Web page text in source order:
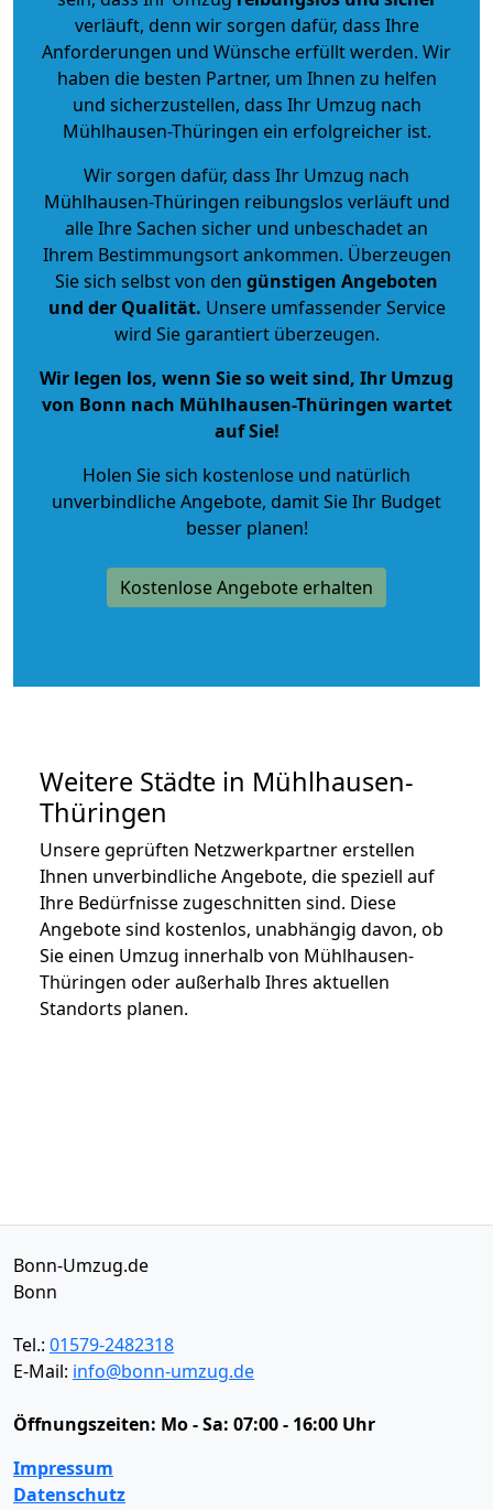
verläuft, denn wir sorgen dafür, dass Ihre
Anforderungen und Wünsche erfüllt werden. Wir
haben die besten Partner, um Ihnen zu helfen
und sicherzustellen, dass Ihr Umzug nach
Mühlhausen-Thüringen ein erfolgreicher ist.
Wir sorgen dafür, dass Ihr Umzug nach
Mühlhausen-Thüringen reibungslos verläuft und
alle Ihre Sachen sicher und unbeschadet an
Ihrem Bestimmungsort ankommen. Überzeugen
Sie sich selbst von den günstigen Angeboten
und der Qualität. Unsere umfassender Service
wird Sie garantiert überzeugen.
Wir legen los, wenn Sie so weit sind, Ihr Umzug
von Bonn nach Mühlhausen-Thüringen wartet
auf Sie!
Holen Sie sich kostenlose und natürlich
unverbindliche Angebote, damit Sie Ihr Budget
besser planen!
Kostenlose Angebote erhalten
Weitere Städte in Mühlhausen-
Thüringen
Unsere geprüften Netzwerkpartner erstellen
Ihnen unverbindliche Angebote, die speziell auf
Ihre Bedürfnisse zugeschnitten sind. Diese
Angebote sind kostenlos, unabhängig davon, ob
Sie einen Umzug innerhalb von Mühlhausen-
Thüringen oder außerhalb Ihres aktuellen
Standorts planen.
Bonn-Umzug.de
Bonn
Tel.: 01579-2482318
E-Mail: info@bonn-umzug.de
Öffnungszeiten: Mo - Sa: 07:00 - 16:00 Uhr
Impressum
Datenschutz